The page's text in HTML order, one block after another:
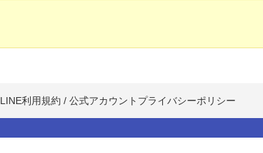
LINE利用規約 / 公式アカウントプライバシーポリシー